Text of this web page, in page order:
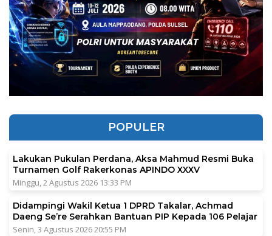
POPULER
Lakukan Pukulan Perdana, Aksa Mahmud Resmi Buka
Turnamen Golf Rakerkonas APINDO XXXV
Minggu, 2 Agustus 2026 13:33 PM
Didampingi Wakil Ketua 1 DPRD Takalar, Achmad
Daeng Se’re Serahkan Bantuan PIP Kepada 106 Pelajar
Senin, 3 Agustus 2026 20:55 PM